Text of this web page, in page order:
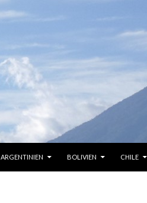
ARGENTINIEN
BOLIVIEN CHILE